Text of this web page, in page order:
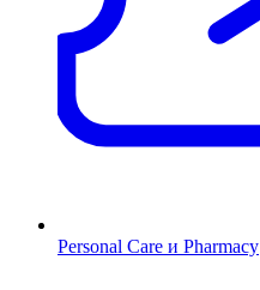
Personal Care и Pharmacy